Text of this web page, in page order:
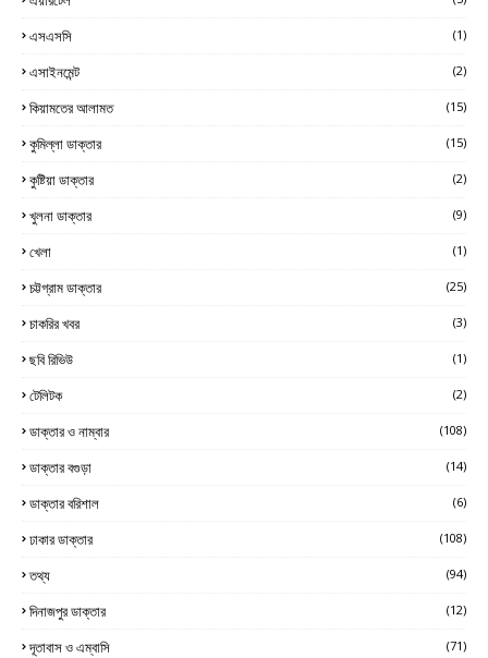
এসএসসি (1)
এসাইনমেন্ট (2)
কিয়ামতের আলামত (15)
কুমিল্লা ডাক্তার (15)
কুষ্টিয়া ডাক্তার (2)
খুলনা ডাক্তার (9)
খেলা (1)
চট্টগ্রাম ডাক্তার (25)
চাকরির খবর (3)
ছবি রিভিউ (1)
টেলিটক (2)
ডাক্তার ও নাম্বার (108)
ডাক্তার বগুড়া (14)
ডাক্তার বরিশাল (6)
ঢাকার ডাক্তার (108)
তথ্য (94)
দিনাজপুর ডাক্তার (12)
দূতাবাস ও এম্বাসি (71)